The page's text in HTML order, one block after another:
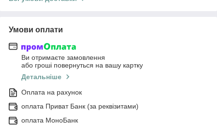
Умови оплати
Ви отримаєте замовлення
або гроші повернуться на вашу картку
Детальніше
Оплата на рахунок
оплата Приват Банк (за реквізитами)
оплата МоноБанк